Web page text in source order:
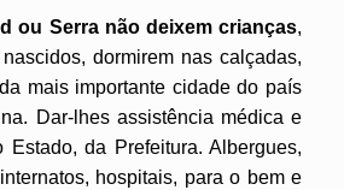
ou Serra não deixem crianças,
dormirem nas calçadas,
mais importante cidade do país
Dar-lhes assistência médica e
da Prefeitura. Albergues,
hospitais, para o bem e